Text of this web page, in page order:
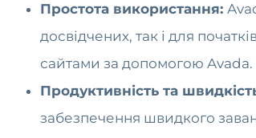
Простота використання:
досвідчених, так і для
сайтами за допомогою Avada.
Продуктивність та
забезпечення швидкого